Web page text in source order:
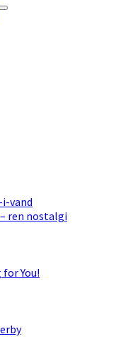
vand
ren nostalgi
You!